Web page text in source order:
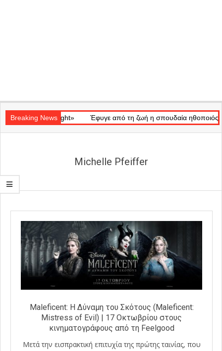
Navigation
Menu
Breaking News
«Ray of Light» Έφυγε από τη ζωή η σπουδαία ηθοποιός Μάρω
Michelle Pfeiffer
Maleficent: Η Δύναμη του Σκότους (Maleficent:
Mistress of Evil) | 17 Οκτωβρίου στους
κινηματογράφους από τη Feelgood
Μετά την εισπρακτική επιτυχία της πρώτης ταινίας, που